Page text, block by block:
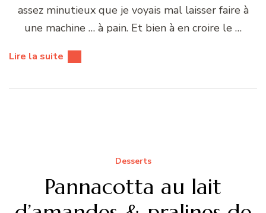
assez minutieux que je voyais mal laisser faire à
une machine … à pain. Et bien à en croire le …
Lire la suite
Desserts
Pannacotta au lait